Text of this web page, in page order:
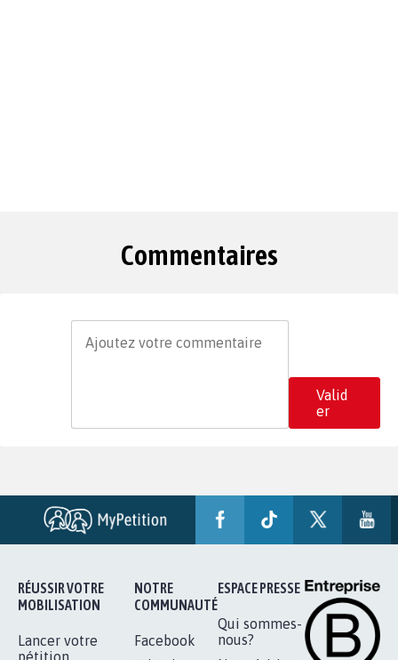
Commentaires
Valid
er
RÉUSSIR VOTRE
MOBILISATION
Lancer votre
pétition
NOTRE
COMMUNAUTÉ
Facebook
ESPACE PRESSE
Qui sommes-
nous?